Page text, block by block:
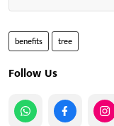
benefits tree
Follow Us